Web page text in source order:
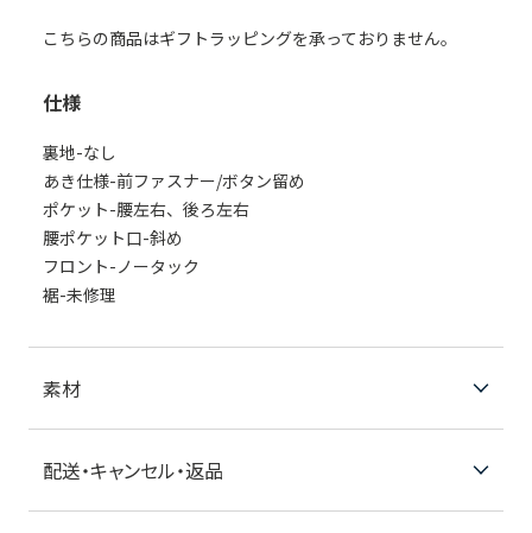
こちらの商品はギフトラッピングを承っておりません。
仕様
裏地-なし
あき仕様-前ファスナー/ボタン留め
ポケット-腰左右、後ろ左右
腰ポケット口-斜め
フロント-ノータック
裾-未修理
素材
配送・キャンセル・返品